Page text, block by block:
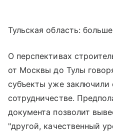
Тульская область:
О перспективах
от Москвы до Тулы
субъекты уже заключили
сотрудничестве.
документа позволит
"другой, качественный